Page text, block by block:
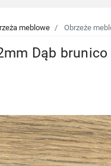
meblowe Obrzeże
Dąb